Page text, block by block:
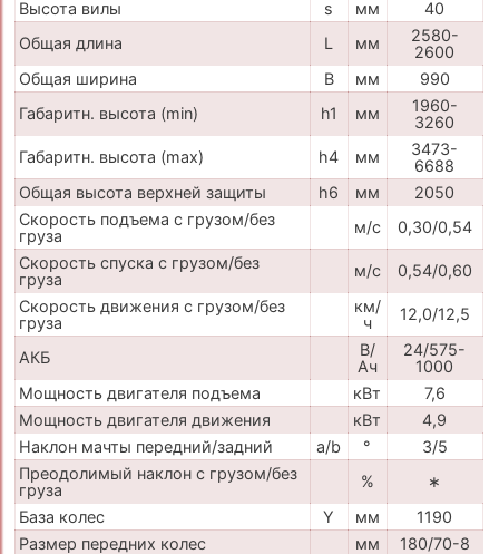
Высота вилы
s мм
40
Общая длина
L мм
2580-
2600
Общая ширина
B мм
990
Габаритн. высота (min)
h1 мм
1960-
3260
Габаритн. высота (max)
h4 мм
3473-
6688
Общая высота верхней защиты
h6 мм
2050
Скорость подъема с грузом/без
груза
м/с
0,30/0,54
Скорость спуска с грузом/без
груза
м/с
0,54/0,60
Скорость движения с грузом/без
груза
км/
ч
12,0/12,5
АКБ
В/
Ач
24/575-
1000
Мощность двигателя подъема
кВт
7,6
Мощность двигателя движения
кВт
4,9
Наклон мачты передний/задний
a/b °
3/5
Преодолимый наклон с грузом/без
груза
%
∗
База колес
Y мм
1190
Размер передних колес
мм
180/70-8